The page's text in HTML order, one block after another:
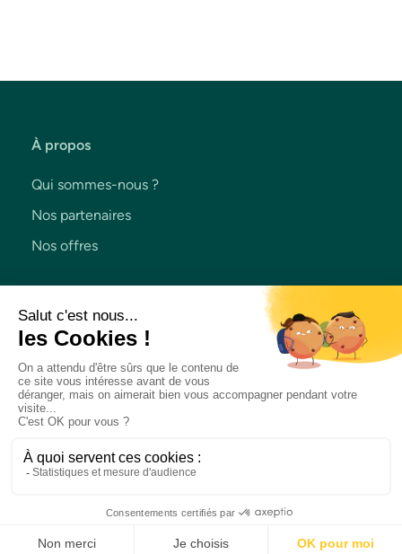
À propos
Qui sommes-nous ?
Nos partenaires
Nos offres
Blog
Contact
Courtavie Assurance